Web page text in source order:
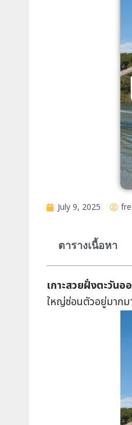
July 9, 2025
ตารางเนื้อหา
เกาะสวยฝั่งตะวันอ
ใหญ่ซ่อนตัวอยู่มากม